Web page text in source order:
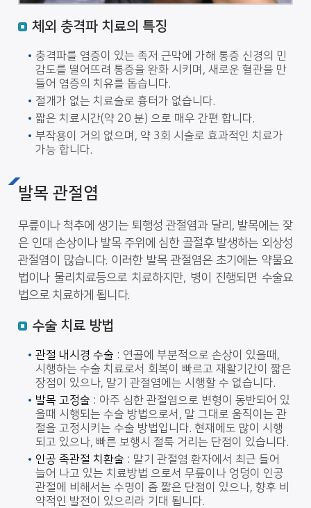
체외 충격파 치료의 특징
충격파를 염증이 있는 족저 근막에 가해 통증 신경의 민
감도를 떨어뜨려 통증을 완화 시키며, 새로운 혈관을 만
들어 염증의 치유를 돕습니다.
절개가 없는 치료술로 흉터가 없습니다.
짧은 치료시간(약 20 분) 으로 매우 간편 합니다.
부작용이 거의 없으며, 약 3회 시술로 효과적인 치료가
가능 합니다.
발목 관절염
무릎이나 척추에 생기는 퇴행성 관절염과 달리, 발목에는 잦
은 인대 손상이나 발목 주위에 심한 골절후 발생하는 외상성
관절염이 많습니다. 이러한 발목 관절염은 초기에는 약물요
법이나 물리치료등으로 치료하지만, 병이 진행되면 수술요
법으로 치료하게 됩니다.
수술 치료 방법
관절 내시경 수술 : 연골에 부분적으로 손상이 있을때,
시행하는 수술 치료로서 회복이 빠르고 재활기간이 짧은
장점이 있으나, 말기 관절염에는 시행할 수 없습니다.
발목 고정술 : 아주 심한 관절염으로 변형이 동반되어 있
을때 시행되는 수술 방법으로서, 말 그대로 움직이는 관
절을 고정시키는 수술 방법입니다. 현재에도 많이 시행
되고 있으나, 빠른 보행시 절룩 거리는 단점이 있습니다.
인공 족관절 치환술 : 말기 관절염 환자에서 최근 들어
늘어 나고 있는 치료방법 으로서 무릎이나 엉덩이 인공
관절에 비해서는 수명이 좀 짧은 단점이 있으나, 향후 비
약적인 발전이 있으리라 기대 됩니다.